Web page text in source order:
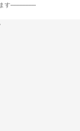
-----------------